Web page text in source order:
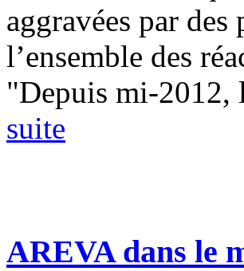
aggravées par
l’ensemble des
"Depuis mi-2012,
suite
AREVA dans le